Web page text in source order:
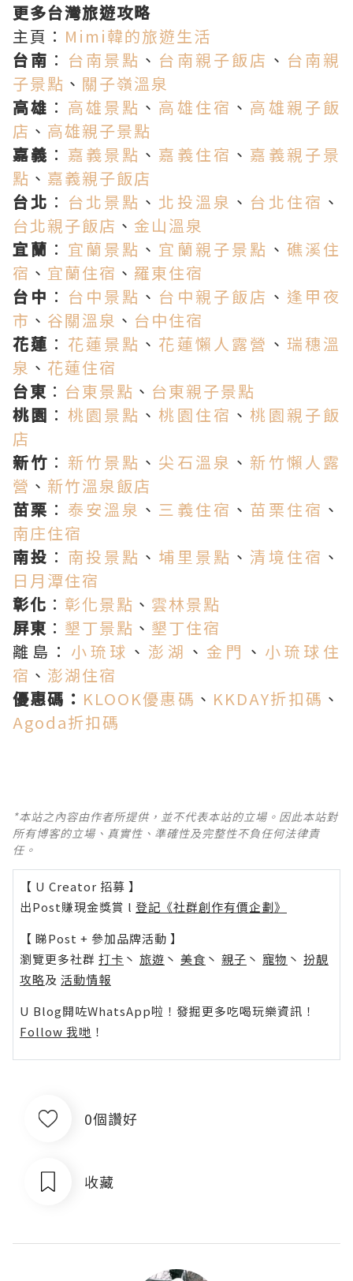
更多台灣旅遊攻略
主頁： Mimi韓的旅遊生活
台南 ： 台南景點 、 台南親子飯店 、 台南親
子景點 、 關子嶺溫泉
高雄 ： 高雄景點 、 高雄住宿 、 高雄親子飯
店 、 高雄親子景點
嘉義 ： 嘉義景點 、 嘉義住宿 、 嘉義親子景
點 、 嘉義親子飯店
台北 ： 台北景點 、 北投溫泉 、 台北住宿 、
台北親子飯店 、 金山溫泉
宜蘭 ： 宜蘭景點 、 宜蘭親子景點 、 礁溪住
宿 、 宜蘭住宿 、 羅東住宿
台中 ： 台中景點 、 台中親子飯店 、 逢甲夜
市 、 谷關溫泉 、 台中住宿
花蓮 ： 花蓮景點 、 花蓮懶人露營 、 瑞穗溫
泉 、 花蓮住宿
台東 ： 台東景點 、 台東親子景點
桃園 ： 桃園景點 、 桃園住宿 、 桃園親子飯
店
新竹 ： 新竹景點 、 尖石溫泉 、 新竹懶人露
營 、 新竹溫泉飯店
苗栗 ： 泰安溫泉 、 三義住宿 、 苗栗住宿 、
南庄住宿
南投 ： 南投景點 、 埔里景點 、 清境住宿 、
日月潭住宿
彰化 ： 彰化景點 、 雲林景點
屏東 ： 墾丁景點 、 墾丁住宿
離島： 小琉球 、 澎湖 、 金門 、 小琉球住
宿 、 澎湖住宿
優惠碼： KLOOK優惠碼 、 KKDAY折扣碼 、
Agoda折扣碼
*本站之內容由作者所提供，並不代表本站的立場。因此本站對
所有博客的立場、真實性、準確性及完整性不負任何法律責
任。
【 U Creator 招募 】
出Post賺現金獎賞 l 登記《社群創作有價企劃》
【 睇Post + 參加品牌活動 】
瀏覽更多社群 打卡 丶 旅遊 丶 美食 丶 親子 丶 寵物 丶 扮靚
攻略及 活動情報
U Blog開咗WhatsApp啦！發掘更多吃喝玩樂資訊！
Follow 我哋 ！
0個讚好
收藏